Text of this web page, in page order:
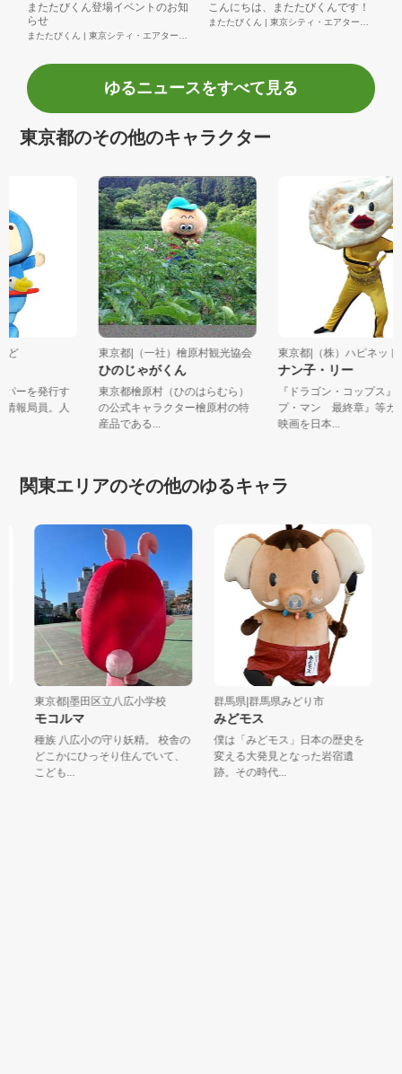
またたびくん登場イベントのお知
らせ
またたびくん | 東京シティ・エアターミナル株式会社
こんにちは、またたびくんです！
またたびくん | 東京シティ・エアターミナル株式会社
ゆるニュースをすべて見る
東京都のその他のキャラクター
ぱど
ーパーを発行す
域情報局員。人
東京都|（一社）檜原村観光協会
ひのじゃがくん
東京都檜原村（ひのはらむら）
の公式キャラクター檜原村の特
産品である...
東京都|（株）ハピネ
ナン子・リー
『ドラゴン・コップ
プ・マン 最終章』等
映画を日本...
関東エリアのその他のゆるキャラ
東京都|墨田区立八広小学校
モコルマ
種族 八広小の守り妖精。 校舎の
どこかにひっそり住んでいて、
こども...
群馬県|群馬県みどり市
みどモス
僕は「みどモス」日本の歴史を
変える大発見となった岩宿遺
跡。その時代...